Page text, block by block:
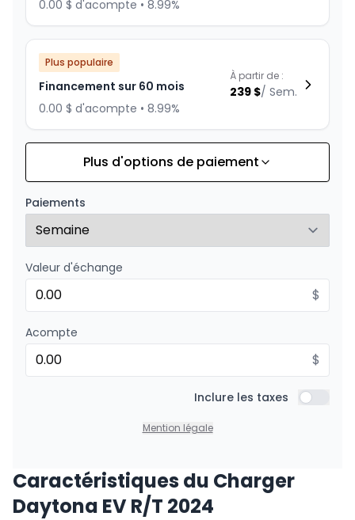
0.00 $ d'acompte • 8.99%
Plus populaire
Financement sur 60 mois
0.00 $ d'acompte • 8.99%
À partir de :
239 $/ Sem.
Financement sur 84 mois
0.00 $ d'acompte • 8.99%
À partir de :
Financement sur 72 mois
Financement sur 72 mois
0.00 $ d'acompte • 8.99%
À partir de :
Financement sur 48 mois
287 $/Sem.
Financement sur 36 mois
Financement sur 36 mois
À partir de :
Plus d'options de paiement
Paiements
Valeur d'échange
$
Acompte
$
Inclure les taxes Inclure
Mention légale
Caractéristiques du Charger
Daytona EV R/T 2024